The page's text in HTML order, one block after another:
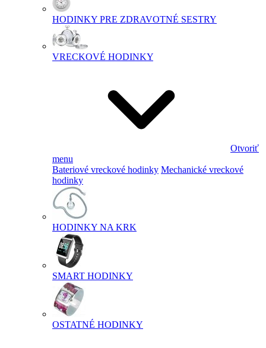
HODINKY PRE ZDRAVOTNÉ SESTRY
VRECKOVÉ HODINKY
Otvoriť
menu
Bateriové vreckové hodinky Mechanické vreckové
hodinky
HODINKY NA KRK
SMART HODINKY
OSTATNÉ HODINKY